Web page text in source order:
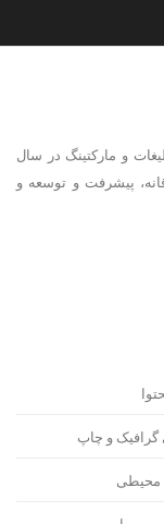
و مارکتینگ در سال
پیشرفت و توسعه و
و چاپ
محیطی